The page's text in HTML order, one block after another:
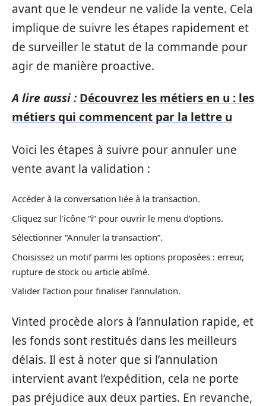
avant que le vendeur ne valide la vente. Cela
implique de suivre les étapes rapidement et
de surveiller le statut de la commande pour
agir de manière proactive.
A lire aussi : Découvrez les métiers en u : les
métiers qui commencent par la lettre u
Voici les étapes à suivre pour annuler une
vente avant la validation :
Accéder à la conversation liée à la transaction.
Cliquez sur l’icône “i” pour ouvrir le menu d’options.
Sélectionner “Annuler la transaction”.
Choisissez un motif parmi les options proposées : erreur,
rupture de stock ou article abîmé.
Valider l’action pour finaliser l’annulation.
Vinted procède alors à l’annulation rapide, et
les fonds sont restitués dans les meilleurs
délais. Il est à noter que si l’annulation
intervient avant l’expédition, cela ne porte
pas préjudice aux deux parties. En revanche,